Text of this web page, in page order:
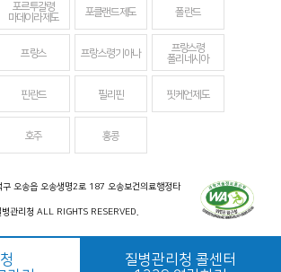
포르투갈령
마데이라 제도
포클랜드 제도 폴란드
프랑스 프랑스령 기아나
프랑스령
폴리네시아
핀란드 필리핀 핏케언 제도
호주 홍콩
오송읍 오송생명2로 187 오송보건의료행정타
관리청 ALL RIGHTS RESERVED.
질병관리청 콜센터